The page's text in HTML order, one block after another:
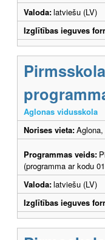
Valoda:latviešu (LV)
Izglītības ieguves
Aglonas vidusskola
Norises vieta:
Programmas veids:
(programma ar kodu
Valoda:latviešu (LV)
Izglītības ieguves